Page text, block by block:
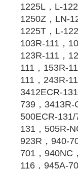
1225L，L-
1250Z，LN-
1225T，L-
103R-111，
123R-111，
111，153R-
111，243R-
3412ECR-
739，3413R-
500ECR-
131，505R-
923R，940-
701，940NC
116，945A-